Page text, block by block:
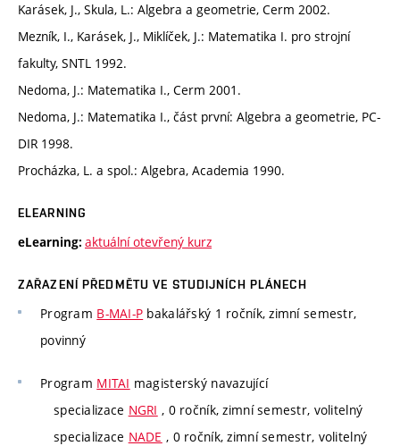
Karásek, J., Skula, L.: Algebra a geometrie, Cerm 2002.
Mezník, I., Karásek, J., Miklíček, J.: Matematika I. pro strojní
fakulty, SNTL 1992.
Nedoma, J.: Matematika I., Cerm 2001.
Nedoma, J.: Matematika I., část první: Algebra a geometrie, PC-
DIR 1998.
Procházka, L. a spol.: Algebra, Academia 1990.
ELEARNING
eLearning: aktuální otevřený kurz
ZAŘAZENÍ PŘEDMĚTU VE STUDIJNÍCH PLÁNECH
Program B-MAI-P bakalářský 1 ročník, zimní semestr,
povinný
Program MITAI magisterský navazující
specializace NGRI , 0 ročník, zimní semestr, volitelný
specializace NADE , 0 ročník, zimní semestr, volitelný